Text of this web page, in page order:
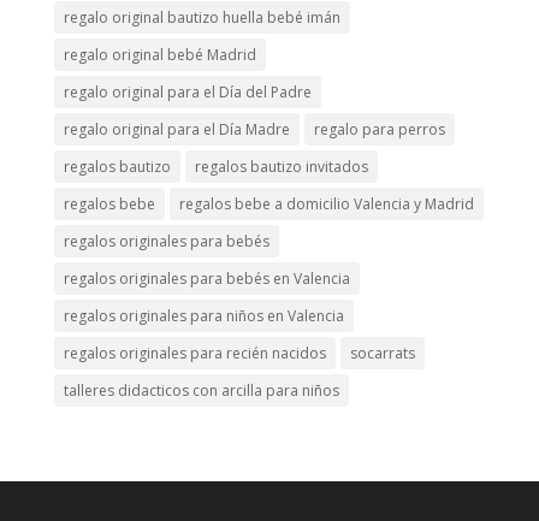
regalo original bautizo huella bebé imán
regalo original bebé Madrid
regalo original para el Día del Padre
regalo original para el Día Madre
regalo para perros
regalos bautizo
regalos bautizo invitados
regalos bebe
regalos bebe a domicilio Valencia y Madrid
regalos originales para bebés
regalos originales para bebés en Valencia
regalos originales para niños en Valencia
regalos originales para recién nacidos
socarrats
talleres didacticos con arcilla para niños